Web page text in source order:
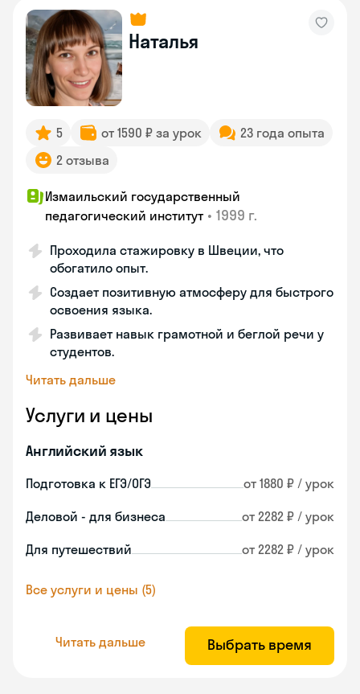
Наталья
5 от 1590 ₽ за урок
23 года опыта
2 отзыва
Измаильский государственный
педагогический институт • 1999 г.
Проходила стажировку в Швеции, что
обогатило опыт.
Создает позитивную атмосферу для быстрого
освоения языка.
Развивает навык грамотной и беглой речи у
студентов.
Читать дальше
Услуги и цены
Английский язык
Подготовка к ЕГЭ/ОГЭ от 1880 ₽ / урок
Деловой - для бизнеса от 2282 ₽ / урок
Для путешествий от 2282 ₽ / урок
Все услуги и цены (5)
Читать дальше Выбрать время